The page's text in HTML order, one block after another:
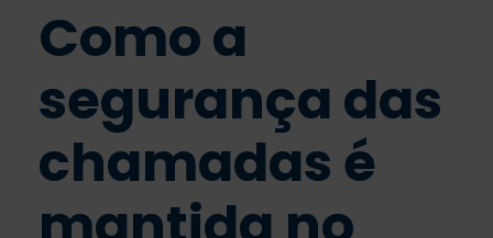
Como a
segurança das
chamadas é